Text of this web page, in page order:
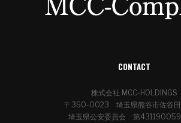
CONTACT
株式会社 MCC-HOLDINGS
〒360-0023 埼玉県熊谷市佐谷
埼玉県公安委員会 第